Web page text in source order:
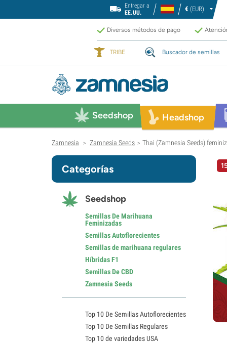
Entregar a
EE.UU.
€ (EUR)
Diversos métodos de pago
TRIBE Buscador de semillas
Seedshop Headshop
Zamnesia > Zamnesia Seeds > Thai (Zamnesia Seeds)
Categorías
Seedshop
Semillas De Marihuana
Feminizadas
Semillas Autoflorecientes
Semillas de marihuana regulares
Híbridas F1
Semillas De CBD
Zamnesia Seeds
Top 10 De Semillas Autoflorecientes
Top 10 De Semillas Regulares
Top 10 de variedades USA